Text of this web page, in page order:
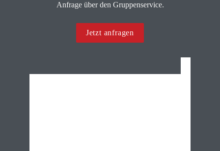
Anfrage über den Gruppenservice.
Jetzt anfragen